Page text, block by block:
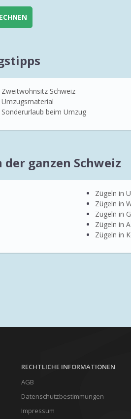
Zweitwohnsitz Schweiz
Umzugsmaterial
Sonderurlaub beim Umzug
ganzen Schweiz
Zügeln in
Zügeln in
Zügeln in
Zügeln in
Zügeln in
RECHTLICHE INFORMATIONEN
AGB
Datenschutzbestimmungen
Impressum